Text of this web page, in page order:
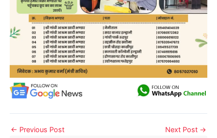
← Previous Post Next Post →